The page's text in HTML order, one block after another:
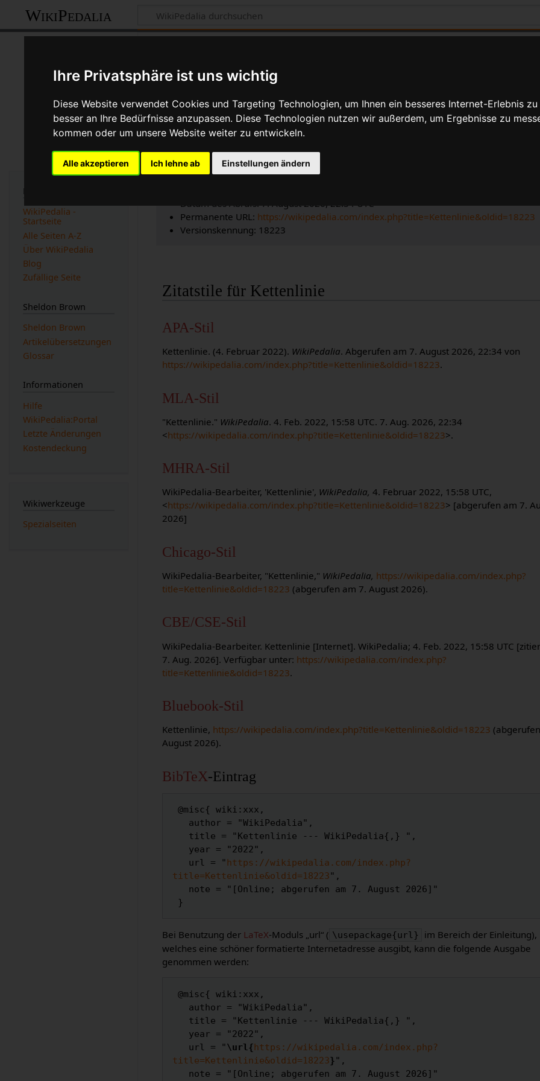
Ihre Privatsphäre ist uns wichtig
Diese Website verwendet Cookies und Targeting Technologien, um Ihnen ein besseres Internet-Erlebnis
besser an Ihre Bedürfnisse anzupassen. Diese Technologien nutzen wir außerdem, um Ergebnisse zu
kommen oder um unsere Website weiter zu entwickeln.
Alle akzeptieren Ich lehne ab Einstellungen ändern
WikiPedalia
Bibliografische Angaben für Kettenlinie
Seitentitel: Kettenlinie
Autor(en): WikiPedalia-Bearbeiter
Herausgeber:WikiPedalia.
Datum des Abrufs: 7. August 2026, 22:34 UTC
Permanente URL: https://wikipedalia.com/index.php?title=Kettenlinie&oldid=18223
Versionskennung: 18223
Zitatstile für Kettenlinie
APA-Stil
Kettenlinie. (4. Februar 2022). WikiPedalia. Abgerufen am 7. August 2026, 22:34 von
https://wikipedalia.com/index.php?title=Kettenlinie&oldid=18223.
MLA-Stil
"Kettenlinie." WikiPedalia. 4. Feb. 2022, 15:58 UTC. 7. Aug. 2026, 22:34
<https://wikipedalia.com/index.php?title=Kettenlinie&oldid=18223>.
MHRA-Stil
WikiPedalia-Bearbeiter, 'Kettenlinie', WikiPedalia, 4. Februar 2022, 15:58 UTC,
<https://wikipedalia.com/index.php?title=Kettenlinie&oldid=18223> [abgerufen am 7.
2026]
Chicago-Stil
WikiPedalia-Bearbeiter, "Kettenlinie," WikiPedalia, https://wikipedalia.com/index.php?
title=Kettenlinie&oldid=18223 (abgerufen am 7. August 2026).
CBE/CSE-Stil
WikiPedalia-Bearbeiter. Kettenlinie [Internet]. WikiPedalia; 4. Feb. 2022, 15:58 UTC
7. Aug. 2026]. Verfügbar unter: https://wikipedalia.com/index.php?
title=Kettenlinie&oldid=18223.
Bluebook-Stil
Kettenlinie, https://wikipedalia.com/index.php?title=Kettenlinie&oldid=18223
August 2026).
BibTeX-Eintrag
   url = "
https://wikipedalia.com/index.php?
title=Kettenlinie&oldid=18223",
Bei Benutzung der LaTeX-Moduls „url“ ( \usepackage{url}
im Bereich der Einleitung),
welches eine schöner formatierte Internetadresse ausgibt, kann die folgende Ausgabe
genommen werden:
   url = "
\url{https://wikipedalia.com/index.php?
title=Kettenlinie&oldid=18223}",
Navigation
WikiPedalia -
Startseite
Alle Seiten A-Z
Über WikiPedalia
Blog
Zufällige Seite
Sheldon Brown
Sheldon Brown
Artikelübersetzungen
Glossar
Informationen
Hilfe
WikiPedalia:Portal
Letzte Änderungen
Kostendeckung
Wikiwerkzeuge
Spezialseiten